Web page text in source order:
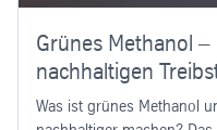
Grünes Methanol
nachhaltigen
Was ist grünes Methanol